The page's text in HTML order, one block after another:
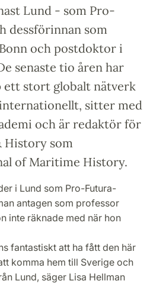
Lund - som Pro-
dessförinnan som
och postdoktor i
senaste tio åren har
ett stort globalt nätverk
sitter med
och är redaktör för
History som
of Maritime History.
i Lund som Pro-Futura-
antagen som professor
inte räknade med när hon
fantastiskt att ha fått den här
komma hem till Sverige och
Lund, säger Lisa Hellman